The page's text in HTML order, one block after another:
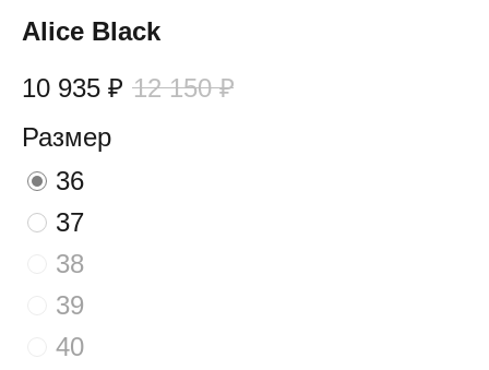
Alice Black
10 935 ₽ 12 150 ₽
Размер
36
37
38
39
40